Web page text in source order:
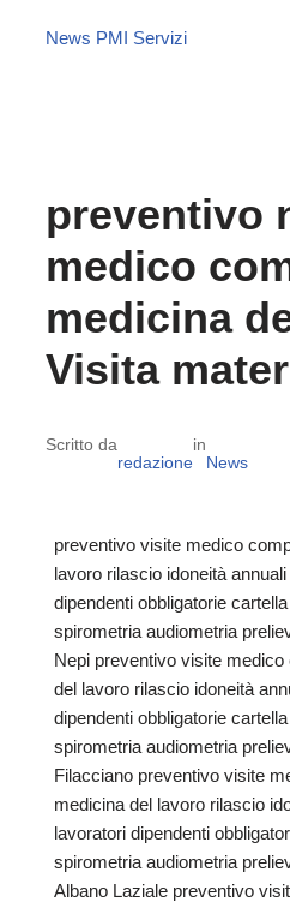
News PMI Servizi
preventivo
medico
medicina
Visita
Scritto da
redazione
in
News
preventivo visite medico
lavoro rilascio idoneità
dipendenti obbligatorie
spirometria audiometria
Nepi preventivo visite
del lavoro rilascio idoneità
dipendenti obbligatorie
spirometria audiometria
Filacciano preventivo visite
medicina del lavoro rilascio
lavoratori dipendenti
spirometria audiometria
Albano Laziale preventivo